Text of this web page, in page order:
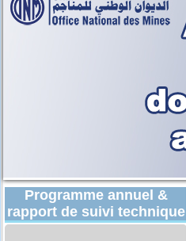
Programme annuel &
rapport de suivi technique